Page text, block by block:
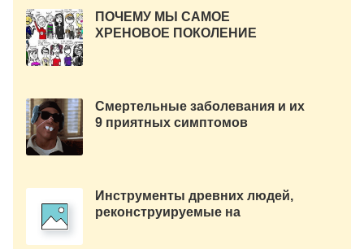
ПОЧЕМУ МЫ САМОЕ
ХРЕНОВОЕ ПОКОЛЕНИЕ
Смертельные заболевания и их
9 приятных симптомов
Инструменты древних людей,
реконструируемые на